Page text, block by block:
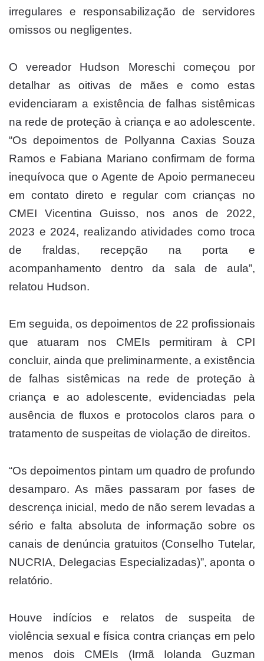
irregulares e responsabilização de servidores
omissos ou negligentes.
O vereador Hudson Moreschi começou por
detalhar as oitivas de mães e como estas
evidenciaram a existência de falhas sistêmicas
na rede de proteção à criança e ao adolescente.
“Os depoimentos de Pollyanna Caxias Souza
Ramos e Fabiana Mariano confirmam de forma
inequívoca que o Agente de Apoio permaneceu
em contato direto e regular com crianças no
CMEI Vicentina Guisso, nos anos de 2022,
2023 e 2024, realizando atividades como troca
de fraldas, recepção na porta e
acompanhamento dentro da sala de aula”,
relatou Hudson.
Em seguida, os depoimentos de 22 profissionais
que atuaram nos CMEIs permitiram à CPI
concluir, ainda que preliminarmente, a existência
de falhas sistêmicas na rede de proteção à
criança e ao adolescente, evidenciadas pela
ausência de fluxos e protocolos claros para o
tratamento de suspeitas de violação de direitos.
“Os depoimentos pintam um quadro de profundo
desamparo. As mães passaram por fases de
descrença inicial, medo de não serem levadas a
sério e falta absoluta de informação sobre os
canais de denúncia gratuitos (Conselho Tutelar,
NUCRIA, Delegacias Especializadas)”, aponta o
relatório.
Houve indícios e relatos de suspeita de
violência sexual e física contra crianças em pelo
menos dois CMEIs (Irmã Iolanda Guzman